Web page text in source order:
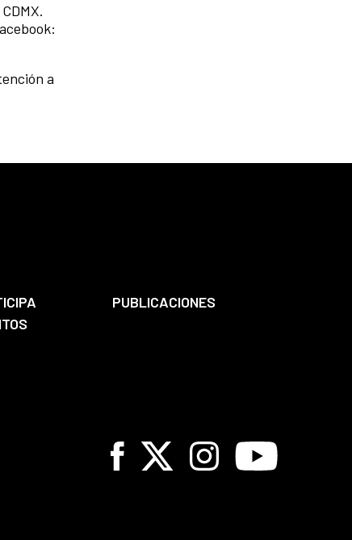
a
PUBLICACIONES
Facebook
X InstagramYoutube